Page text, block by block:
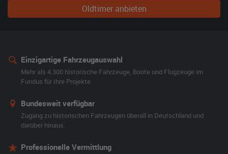
Oldtimer anbieten
Einzigartige Fahrzeugauswahl
Mehr als 4.300 historische Fahrzeuge, Boote und Flugzeuge im
Fundus für Ihre Projekte.
Bundesweit verfügbar
Zugang zu historischen Fahrzeugen überall in Deutschland und
darüber hinaus.
Professionelle Vermittlung